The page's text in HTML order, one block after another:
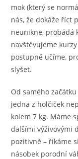
mok (který se
nás, že dokáže říct
neunikne, probádá
navštěvujeme
postupně učíme,
slyšet.
Od samého
jedna z holčiček
kolem 7 kg. Máme
dalšími výživovými
pozitivně – říkáme
násobek porodní